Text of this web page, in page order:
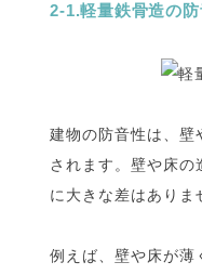
2-1.軽量鉄骨造の防
建物の防音性は、壁
されます。壁や床の
に大きな差はありま
例えば、壁や床が薄